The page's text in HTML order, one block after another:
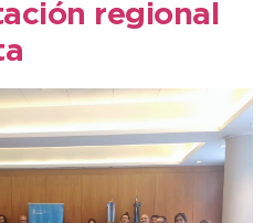
regional